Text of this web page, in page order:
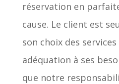
réservation en
cause. Le client est
son choix des
adéquation à ses
que notre